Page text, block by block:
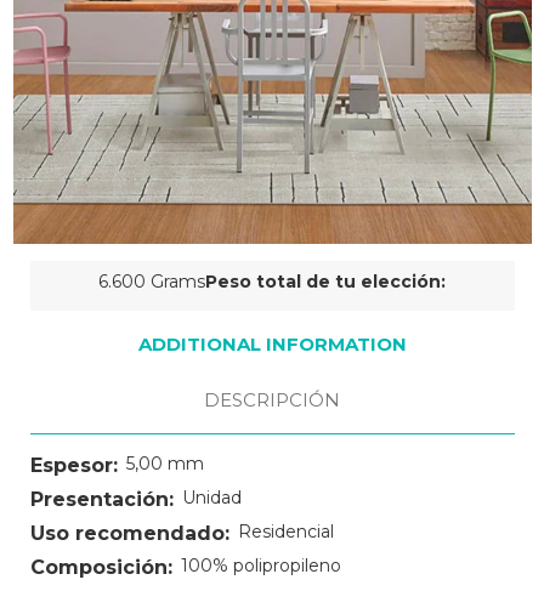
Cantidad
existencias:
6.600 GramsPeso total de tu elección:
ADDITIONAL INFORMATION
DESCRIPCIÓN
Espesor: 5,00 mm
Presentación: Unidad
Uso recomendado: Residencial
Composición: 100% polipropileno